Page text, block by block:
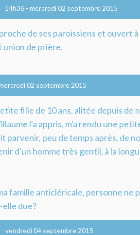
14h36 - mercredi 02 septembre 2015
de ses paroissiens et ouvert
de prière.
02 septembre 2015
fille de 10 ans, alitée depuis de
l'a appris, m'a rendu une
parvenir, peu de temps après, de
d'un homme très gentil, à la
famille anticléricale, personne
elle due?
- vendredi 04 septembre 2015